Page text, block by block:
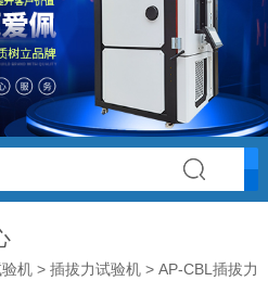
机 >插拔力试验机 > AP-CBL插拔力